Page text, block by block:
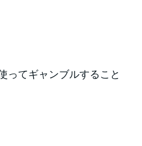
ってギャンブルすること